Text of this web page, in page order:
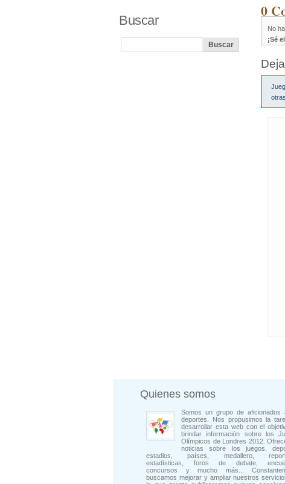
0
No
¡Sé
Buscar
Quienes somos
Somos un grupo de aficionados
deportes. Nos propusimos la
desarrollar esta web con el
brindar información sobre los
Olímpicos de Londres 2012.
noticias sobre los juegos,
estadios, países, medallero,
estadísticas, foros de debate,
concursos y mucho más...
buscamos mejorar y ampliar nuestros